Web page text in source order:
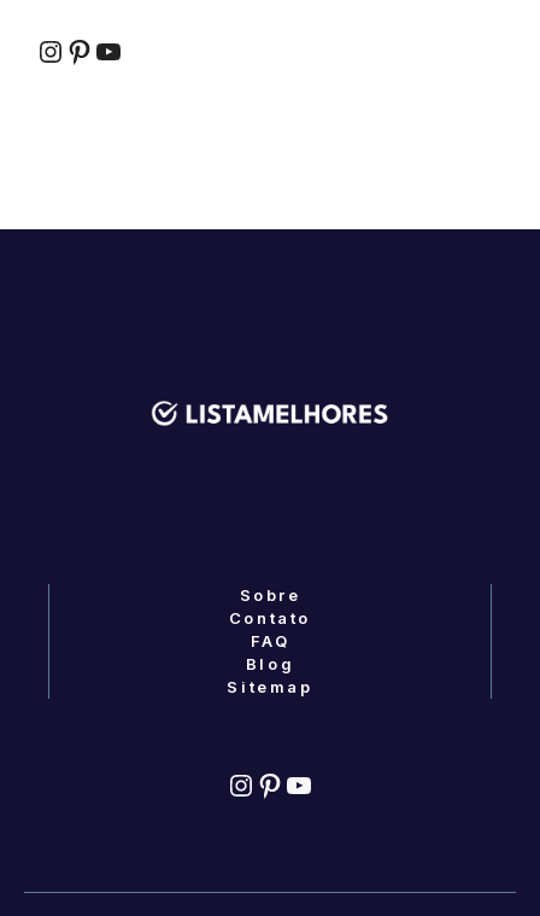
Instagram
Pinterest
YouTube
Sobre
Contato
FAQ
Blog
Sitemap
Instagram
Pinterest
YouTube